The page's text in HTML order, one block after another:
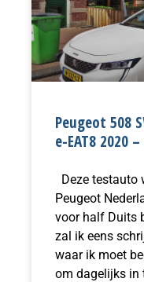
Peugeot 508
e-EAT8 2020
Deze testauto
Peugeot
voor half Duits
zal ik eens
waar ik moet
om dagelijks in